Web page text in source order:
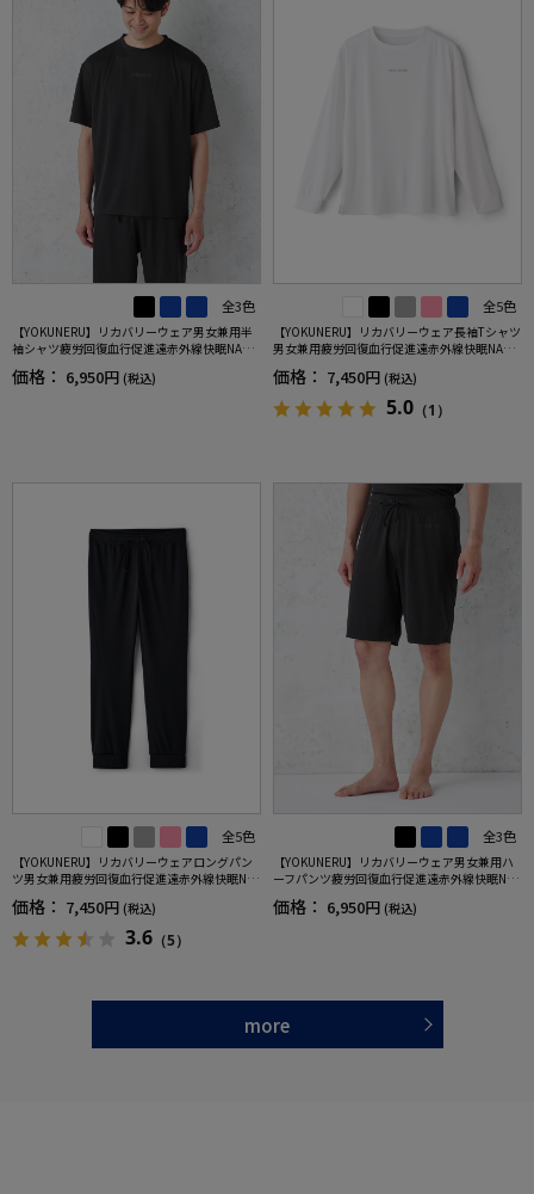
全3色
【YOKUNERU】リカバリーウェア男女兼用半
袖シャツ疲労回復血行促進遠赤外線快眠NANO
MIX(R)【一般医療機器】SS～LLサイズ
価格： 6,950円 (税込)
全5色
【YOKUNERU】リカバリーウェア長袖Tシャツ
男女兼用疲労回復血行促進遠赤外線快眠NANO
MIX(R)【一般医療機器】SS～LLサイズ
価格： 7,450円 (税込)
5.0 （1）
全5色
【YOKUNERU】リカバリーウェアロングパン
ツ男女兼用疲労回復血行促進遠赤外線快眠NA
NOMIX(R)【一般医療機器】SS～LLサイズ
価格： 7,450円 (税込)
3.6 （5）
全3色
【YOKUNERU】リカバリーウェア男女兼用ハ
ーフパンツ疲労回復血行促進遠赤外線快眠NA
NOMIX(R)【一般医療機器】SS～LLサイズ
価格： 6,950円 (税込)
more